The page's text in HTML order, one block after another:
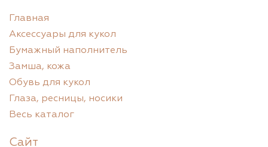
Главная
Аксессуары для кукол
Бумажный наполнитель
Замша, кожа
Обувь для кукол
Глаза, ресницы, носики
Весь каталог
Сайт